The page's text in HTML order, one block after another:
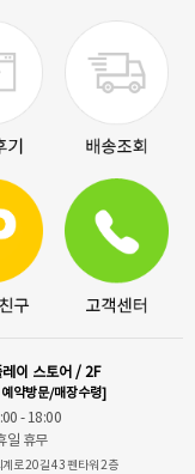
레이 스토어 / 2F
약방문/매장수령]
- 18:00
일 휴무
계로 20길 43 펜타워 2층